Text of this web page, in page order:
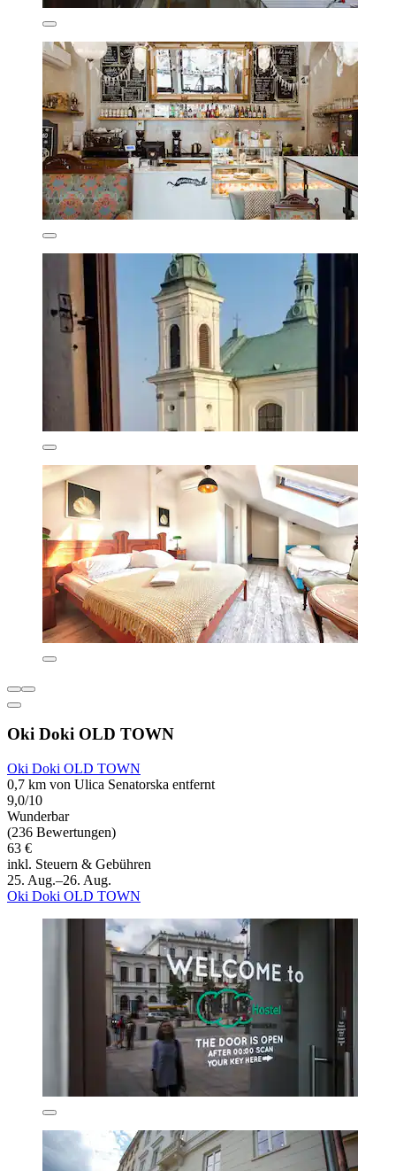
Oki Doki OLD TOWN
Oki Doki OLD TOWN
0,7 km von Ulica Senatorska entfernt
9,0/10
Wunderbar
(236 Bewertungen)
63 €
inkl. Steuern & Gebühren
25. Aug.–26. Aug.
Oki Doki OLD TOWN